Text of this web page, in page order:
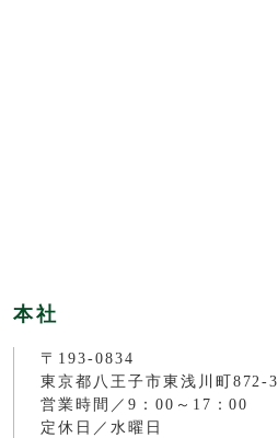
本社
〒193-0834
東京都八王子市東浅川町872-3
営業時間／9：00～17：00
定休日／水曜日